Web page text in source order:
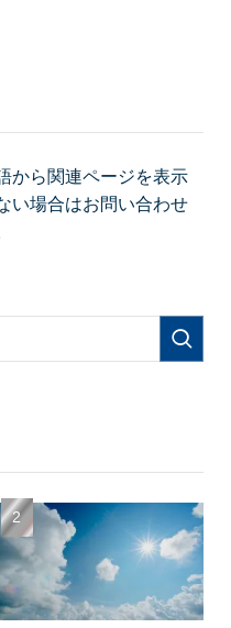
から関連ページを表示
い場合はお問い合わせ